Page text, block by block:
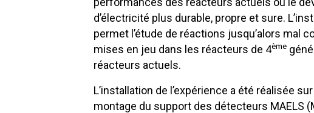
d’électricité plus durable, propre et sure.
permet l’étude de réactions jusqu’alors mal
mises en jeu dans les réacteurs de 4ème
réacteurs actuels.
L’installation de l’expérience a été réalisée
montage du support des détecteurs MAELS